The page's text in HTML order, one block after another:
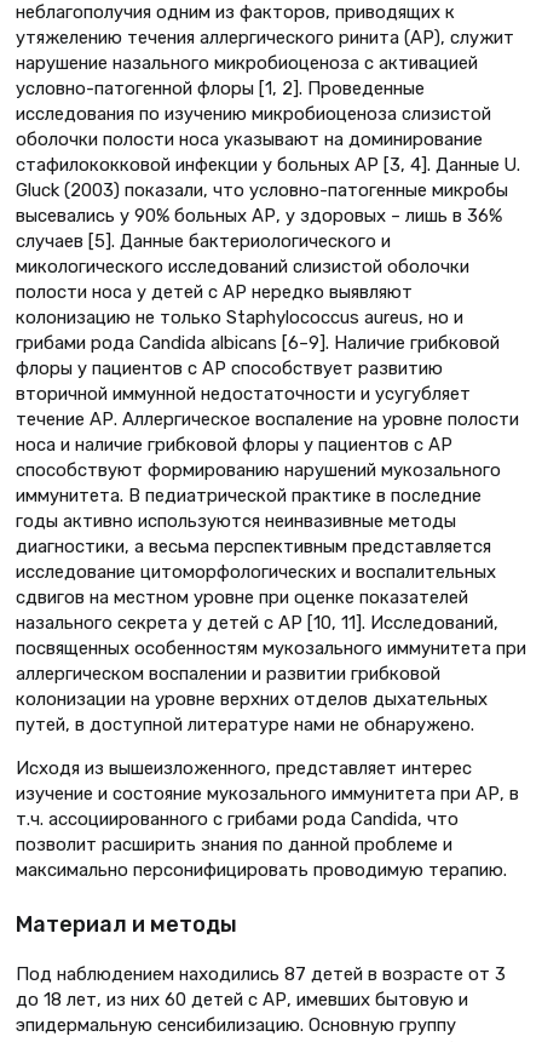
неблагополучия одним из факторов, приводящих к
утяжелению течения аллергического ринита (АР), служит
нарушение назального микробиоценоза с активацией
условно-патогенной флоры [1, 2]. Проведенные
исследования по изучению микробиоценоза слизистой
оболочки полости носа указывают на доминирование
стафилококковой инфекции у больных АР [3, 4]. Данные U.
Gluck (2003) показали, что условно-патогенные микробы
высевались у 90% больных АР, у здоровых – лишь в 36%
случаев [5]. Данные бактериологического и
микологического исследований слизистой оболочки
полости носа у детей с АР нередко выявляют
колонизацию не только Staphylococcus aureus, но и
грибами рода Candida albicans [6–9]. Наличие грибковой
флоры у пациентов с АР способствует развитию
вторичной иммунной недостаточности и усугубляет
течение АР. Аллергическое воспаление на уровне полости
носа и наличие грибковой флоры у пациентов с АР
способствуют формированию нарушений мукозального
иммунитета. В педиатрической практике в последние
годы активно используются неинвазивные методы
диагностики, а весьма перспективным представляется
исследование цитоморфологических и воспалительных
сдвигов на местном уровне при оценке показателей
назального секрета у детей с АР [10, 11]. Исследований,
посвященных особенностям мукозального иммунитета при
аллергическом воспалении и развитии грибковой
колонизации на уровне верхних отделов дыхательных
путей, в доступной литературе нами не обнаружено.
Исходя из вышеизложенного, представляет интерес
изучение и состояние мукозального иммунитета при АР, в
т.ч. ассоциированного с грибами рода Candida, что
позволит расширить знания по данной проблеме и
максимально персонифицировать проводимую терапию.
Материал и методы
Под наблюдением находились 87 детей в возрасте от 3
до 18 лет, из них 60 детей с АР, имевших бытовую и
эпидермальную сенсибилизацию. Основную группу